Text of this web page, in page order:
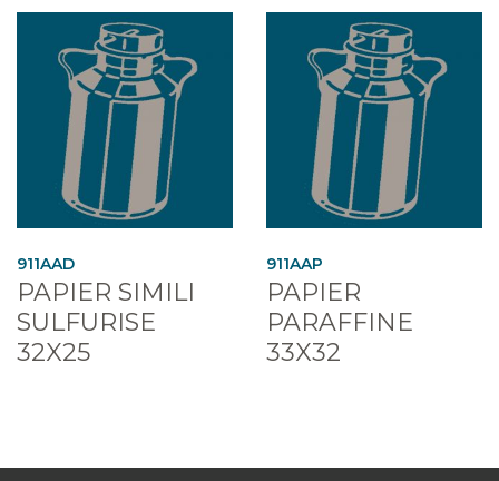
911AAD
PAPIER SIMILI
SULFURISE
32X25
911AAP
PAPIER
PARAFFINE
33X32